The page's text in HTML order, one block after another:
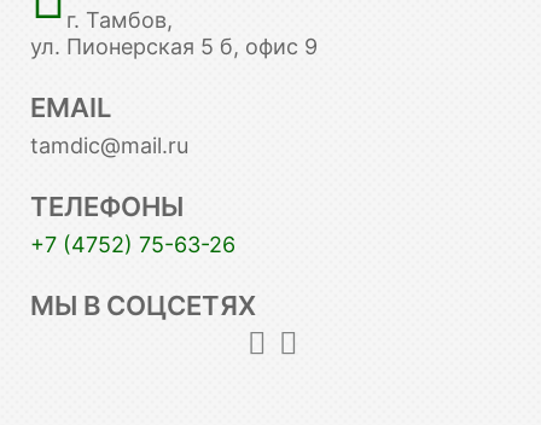
г. Тамбов,
ул. Пионерская 5 б, офис 9
EMAIL
tamdic@mail.ru
ТЕЛЕФОНЫ
+7 (4752) 75-63-26
МЫ В СОЦСЕТЯХ